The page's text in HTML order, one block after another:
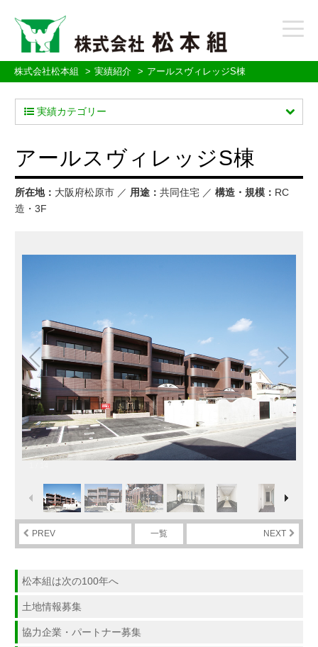
t
o
l
e
n
a
a
株式会社松本組 実績紹介 アールスヴィレッジS棟
実績カテゴリー
アールスヴィレッジS棟
所在地： 大阪府松原市 ／ 用途： 共同住宅 ／ 構造・規模： RC
造・3F
PREV 一覧 NEXT